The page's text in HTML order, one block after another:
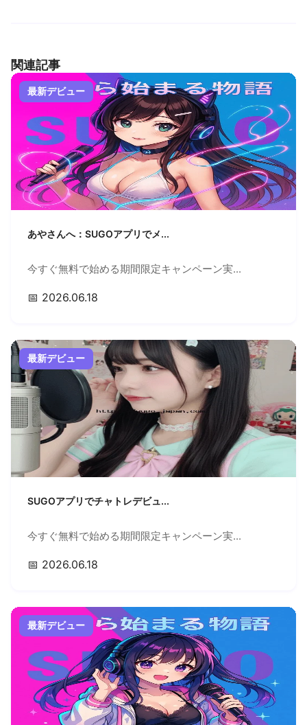
関連記事
最新デビュー
あやさんへ：SUGOアプリでメ...
今すぐ無料で始める期間限定キャンペーン実...
📅 2026.06.18
最新デビュー
SUGOアプリでチャトレデビュ...
今すぐ無料で始める期間限定キャンペーン実...
📅 2026.06.18
最新デビュー